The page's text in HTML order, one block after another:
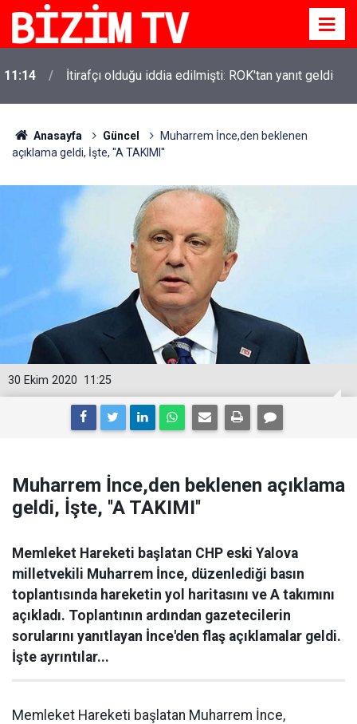
11:14 İtirafçı olduğu iddia edilmişti: ROK'tan yanıt geldi
11:10 Yusuf Tekin açıkladı: YKS değişecek mi?
Anasayfa Güncel
Muharrem İnce,den beklenen
açıklama geldi, İşte, ''A TAKIMI''
11:25
30 Ekim 2020
Muharrem İnce,den beklenen açıklama
geldi, İşte, ''A TAKIMI''
Memleket Hareketi başlatan CHP eski Yalova
milletvekili Muharrem İnce, düzenlediği basın
toplantısında hareketin yol haritasını ve A takımını
açıkladı. Toplantının ardından gazetecilerin
sorularını yanıtlayan İnce'den flaş açıklamalar geldi.
İşte ayrıntılar...
Memleket Hareketi başlatan Muharrem İnce,